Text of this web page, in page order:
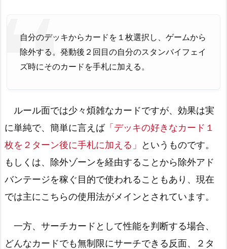
自分のデッキからカードを１枚選択し、ゲームから
除外する。発動後２回目の自分のスタンバイフェイ
ズ時にそのカードを手札に加える。
ルール面では少々煩雑なカードですが、効果は実
に単純で、簡単に言えば「デッキの好きなカード１
枚を２ターン後に手札に加える」
というものです。
もしくは、除外ゾーンを経由することから除外アド
バンテージを稼ぐ目的で使われることもあり、現在
では主にこちらの使用法がメインとされています。
一方、サーチカードとして性能を判断する場合、
どんなカードでも無制限にサーチできる反面、２タ